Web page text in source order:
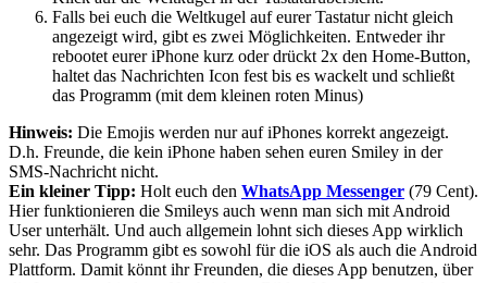
Falls bei euch die Weltkugel auf eurer Tastatur nicht gleich
angezeigt wird, gibt es zwei Möglichkeiten. Entweder ihr
rebootet eurer iPhone kurz oder drückt 2x den Home-Button,
haltet das Nachrichten Icon fest bis es wackelt und schließt
das Programm (mit dem kleinen roten Minus)
Hinweis: Die Emojis werden nur auf iPhones korrekt angezeigt.
D.h. Freunde, die kein iPhone haben sehen euren Smiley in der
SMS-Nachricht nicht.
Ein kleiner Tipp: Holt euch den WhatsApp Messenger (79 Cent).
Hier funktionieren die Smileys auch wenn man sich mit Android
User unterhält. Und auch allgemein lohnt sich dieses App wirklich
sehr. Das Programm gibt es sowohl für die iOS als auch die Android
Plattform. Damit könnt ihr Freunden, die dieses App benutzen, über